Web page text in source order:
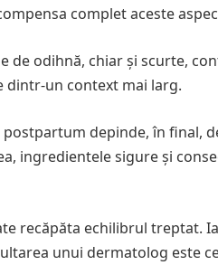
complet aceste
odihnă, chiar și scurte,
un context mai larg.
depinde, în final,
ingredientele sigure și
recăpăta echilibrul treptat.
unui dermatolog este